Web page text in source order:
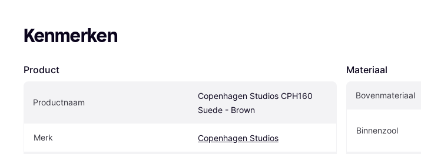
Kenmerken
Product
Productnaam
Copenhagen Studios CPH160
Suede - Brown
Merk Copenhagen Studios
Materiaal
Bovenmateriaal
Binnenzool